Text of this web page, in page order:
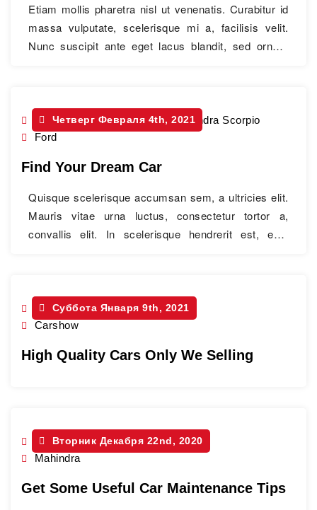
Etiam mollis pharetra nisl ut venenatis. Curabitur id
massa vulputate, scelerisque mi a, facilisis velit.
Nunc suscipit ante eget lacus blandit, sed ornare
Четверг Февраля 4th, 2021
Convertible , Crossover , Mahindra Scorpio
Ford
Find Your Dream Car
Quisque scelerisque accumsan sem, a ultricies elit.
Mauris vitae urna luctus, consectetur tortor a,
convallis elit. In scelerisque hendrerit est, eget
Pellentesque eleifend nulla nibh, at posuere neque
ornare eu. Nam ultricies, nisi vitae…
Your
Суббота Января 9th, 2021
Mahindra Scorpio , Skoda Yeti
Carshow
High Quality Cars Only We Selling
Вторник Декабря 22nd, 2020
Mahindra Scorpio
Mahindra
Get Some Useful Car Maintenance Tips